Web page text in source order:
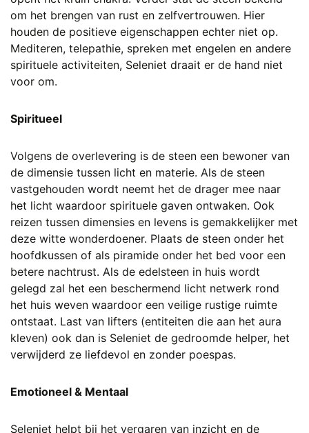
om het brengen van rust en zelfvertrouwen. Hier
houden de positieve eigenschappen echter niet op.
Mediteren, telepathie, spreken met engelen en andere
spirituele activiteiten, Seleniet draait er de hand niet
voor om.
Spiritueel
Volgens de overlevering is de steen een bewoner van
de dimensie tussen licht en materie. Als de steen
vastgehouden wordt neemt het de drager mee naar
het licht waardoor spirituele gaven ontwaken. Ook
reizen tussen dimensies en levens is gemakkelijker met
deze witte wonderdoener. Plaats de steen onder het
hoofdkussen of als piramide onder het bed voor een
betere nachtrust. Als de edelsteen in huis wordt
gelegd zal het een beschermend licht netwerk rond
het huis weven waardoor een veilige rustige ruimte
ontstaat. Last van lifters (entiteiten die aan het aura
kleven) ook dan is Seleniet de gedroomde helper, het
verwijderd ze liefdevol en zonder poespas.
Emotioneel & Mentaal
Seleniet helpt bij het vergaren van inzicht en de